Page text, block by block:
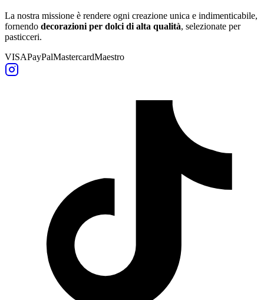
La nostra missione è rendere ogni creazione unica e indimenticabile,
fornendo decorazioni per dolci di alta qualità, selezionate per
pasticceri.
VISAPayPalMastercardMaestro